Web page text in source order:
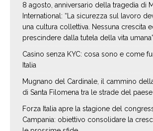
8 agosto, anniversario della tragedia di
International: “La sicurezza sul lavoro
una cultura collettiva. Nessuna crescita
prescindere dalla tutela della vita umana”
Casino senza KYC: cosa sono e come
Italia
Mugnano del Cardinale, il cammino
di Santa Filomena tra le strade del paese
Forza Italia apre la stagione del
Campania: obiettivo consolidare la